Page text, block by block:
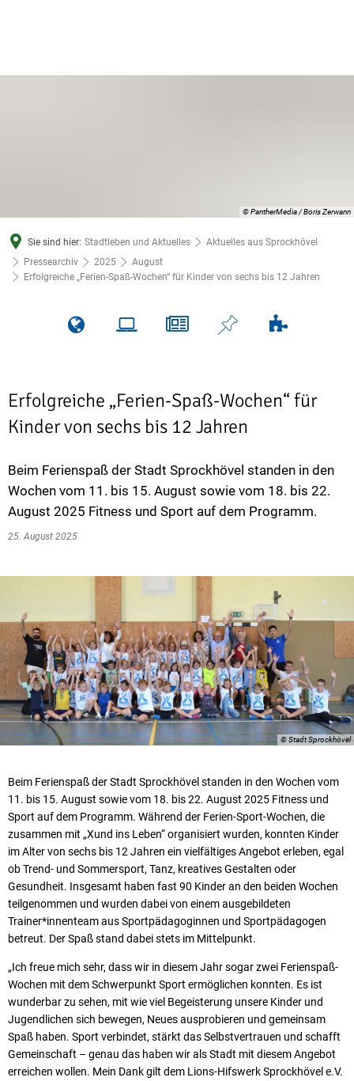
© PantherMedia / Boris Zerwann
Sie sind hier: Stadtleben und Aktuelles
Aktuelles aus Sprockhövel
Pressearchiv
2025
August
Erfolgreiche „Ferien-Spaß-Wochen“ für Kinder von sechs bis 12 Jahren
Erfolgreiche „Ferien-Spaß-Wochen“ für
Kinder von sechs bis 12 Jahren
Beim Ferienspaß der Stadt Sprockhövel standen in den
Wochen vom 11. bis 15. August sowie vom 18. bis 22.
August 2025 Fitness und Sport auf dem Programm.
25. August 2025
© Stadt Sprockhövel
Beim Ferienspaß der Stadt Sprockhövel standen in den Wochen vom
11. bis 15. August sowie vom 18. bis 22. August 2025 Fitness und
Sport auf dem Programm. Während der Ferien-Sport-Wochen, die
zusammen mit „Xund ins Leben“ organisiert wurden, konnten Kinder
im Alter von sechs bis 12 Jahren ein vielfältiges Angebot erleben, egal
ob Trend- und Sommersport, Tanz, kreatives Gestalten oder
Gesundheit. Insgesamt haben fast 90 Kinder an den beiden Wochen
teilgenommen und wurden dabei von einem ausgebildeten
Trainer*innenteam aus Sportpädagoginnen und Sportpädagogen
betreut. Der Spaß stand dabei stets im Mittelpunkt.
„Ich freue mich sehr, dass wir in diesem Jahr sogar zwei Ferienspaß-
Wochen mit dem Schwerpunkt Sport ermöglichen konnten. Es ist
wunderbar zu sehen, mit wie viel Begeisterung unsere Kinder und
Jugendlichen sich bewegen, Neues ausprobieren und gemeinsam
Spaß haben. Sport verbindet, stärkt das Selbstvertrauen und schafft
Gemeinschaft – genau das haben wir als Stadt mit diesem Angebot
erreichen wollen. Mein Dank gilt dem Lions-Hifswerk Sprockhövel e.V.